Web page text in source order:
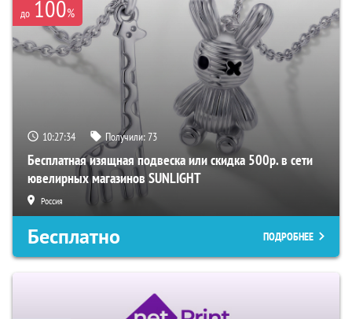
до 100%
10:27:33 Получили:73
Бесплатная изящная подвеска или скидка 500р. в сети
ювелирных магазинов SUNLIGHT
Россия
Бесплатно ПОДРОБНЕЕ